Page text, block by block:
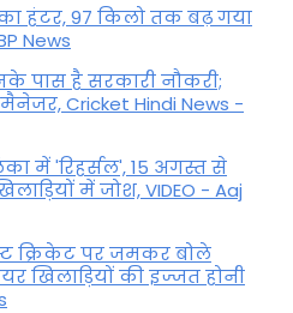
का हंटर, 97 किलो तक बढ़ गया
News
पास है सरकारी नौकरी;
Cricket Hindi News -
में 'रिहर्सल', 15 अगस्त से
में जोश, VIDEO - Aaj
क्रिकेट पर जमकर बोले
खिलाड़ियों की इज्जत होनी